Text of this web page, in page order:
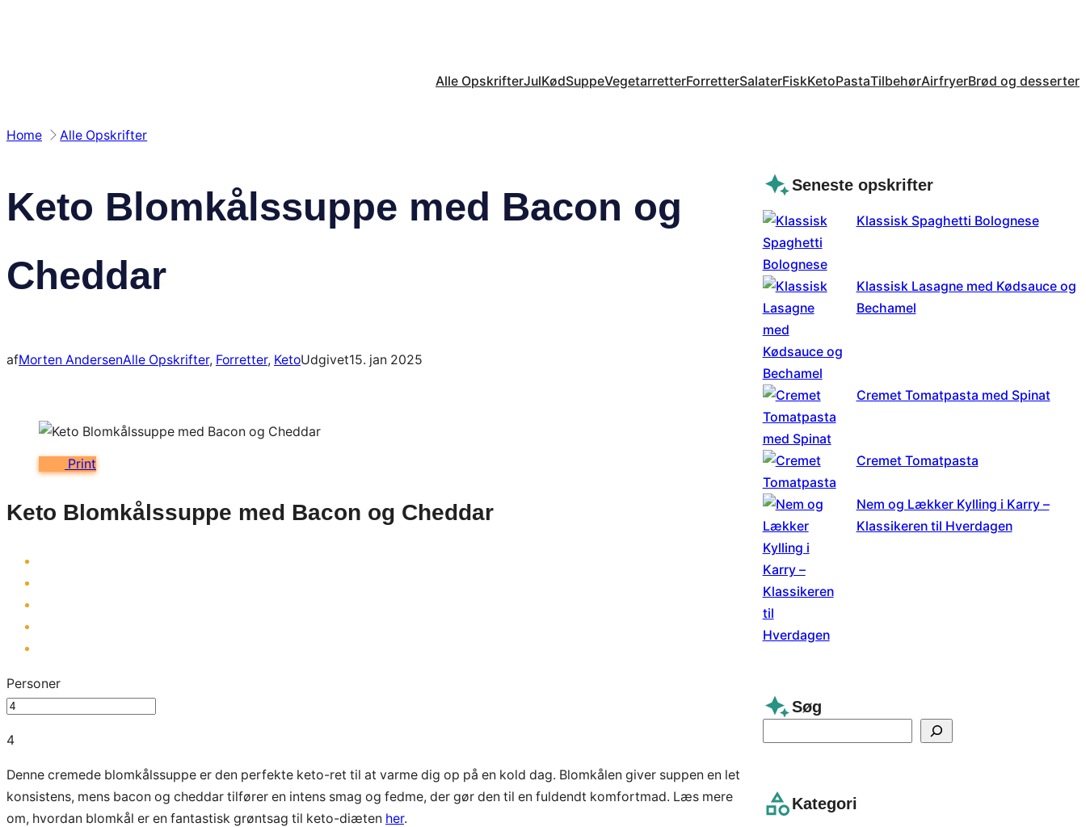
Alle OpskrifterJulKødSuppeVegetarretterForretterSalaterFiskKetoPastaTilbehørAirfryerBrød og desserter
Home Alle Opskrifter
Keto Blomkålssuppe med Bacon og
Cheddar
afMorten AndersenAlle Opskrifter, Forretter, KetoUdgivet15. jan 2025
Print
Keto Blomkålssuppe med Bacon og Cheddar
Personer
4
Denne cremede blomkålssuppe er den perfekte keto-ret til at varme dig op på en kold dag. Blomkålen giver suppen en let
konsistens, mens bacon og cheddar tilfører en intens smag og fedme, der gør den til en fuldendt komfortmad. Læs mere
om, hvordan blomkål er en fantastisk grøntsag til keto-diæten her.
Seneste opskrifter
Klassisk Spaghetti Bolognese
Klassisk Lasagne med Kødsauce og
Bechamel
Cremet Tomatpasta med Spinat
Cremet Tomatpasta
Nem og Lækker Kylling i Karry –
Klassikeren til Hverdagen
Søg
c
Kategori